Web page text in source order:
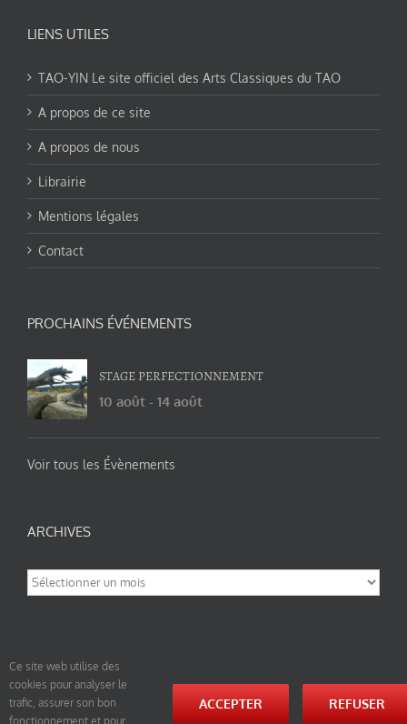
LIENS UTILES
TAO-YIN Le site officiel des Arts Classiques du TAO
A propos de ce site
A propos de nous
Librairie
Mentions légales
Contact
PROCHAINS ÉVÉNEMENTS
STAGE PERFECTIONNEMENT
10 août - 14 août
Voir tous les Évènements
ARCHIVES
Archives
© tao-yin.co © TAO-YIN.fr Georges Charles, Hormis les pages https://tao-yin.fr/georges-charles/
et https://tao-yin.fr/san-yiquan-le-poing-des-trois-harmonies/ sous licence Creative Commons
Paternité-Partage des Conditions Initiales à l’Identique 3.0 Unported (photos de ces pages non
Ce site web utilise des
cookies pour analyser le
trafic, assurer son bon
fonctionnement et pour
ACCEPTER REFUSER